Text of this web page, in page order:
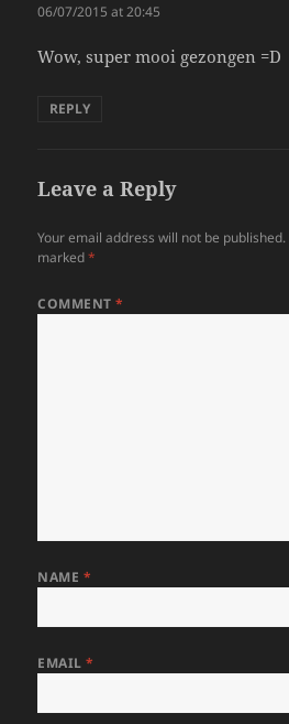
06/07/2015 at 20:45
Wow, super mooi gezongen =D
REPLY
Leave a Reply
Your email address will not be published.
marked*
COMMENT*
NAME *
EMAIL*